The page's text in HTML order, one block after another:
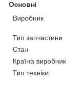
Основні
Виробник
Тип запчастини
Стан
Країна виробник
Тип техніки